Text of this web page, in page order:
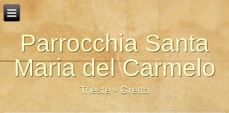
Parrocchia Santa
Maria del Carmelo
Trieste - Gretta